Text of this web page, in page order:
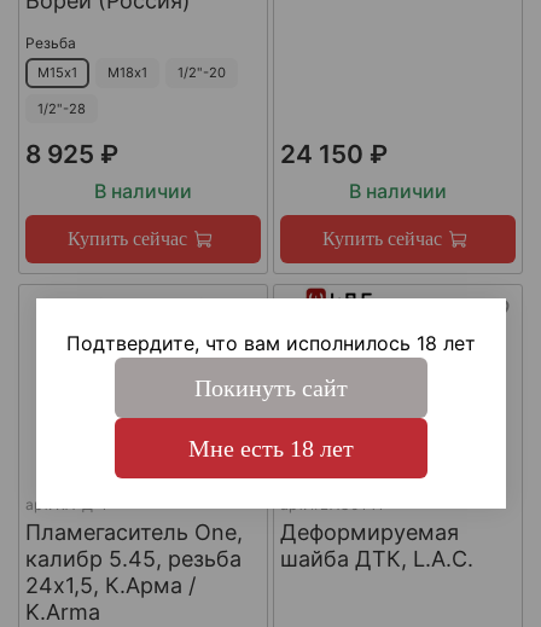
Резьба
М15х1 М18х1 1/2"-20
1/2"-28
8 925 ₽
В наличии
Купить сейчас
24 150 ₽
В наличии
Купить сейчас
арт.КА-Д-1
Пламегаситель One,
калибр 5.45, резьба
24х1,5, К.Арма /
K.Arma
арт.#LAC0141
Деформируемая
шайба ДТК, L.A.C.
Подтвердите, что вам исполнилось 18 лет
Покинуть сайт
Мне есть 18 лет